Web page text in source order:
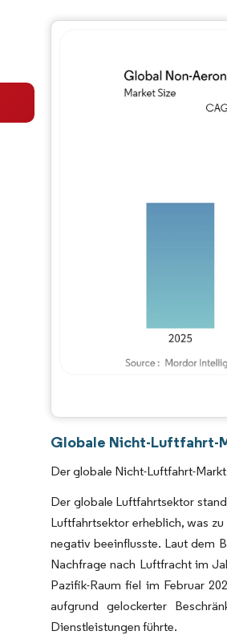
Globale Nicht-Luftfahrt-
Der globale Nicht-Luftfahrt-
Der globale Luftfahrtsektor
Luftfahrtsektor erheblich, was
negativ beeinflusste. Laut dem
Nachfrage nach Luftfracht im
Pazifik-Raum fiel im Februar
aufgrund gelockerter
Dienstleistungen führte.